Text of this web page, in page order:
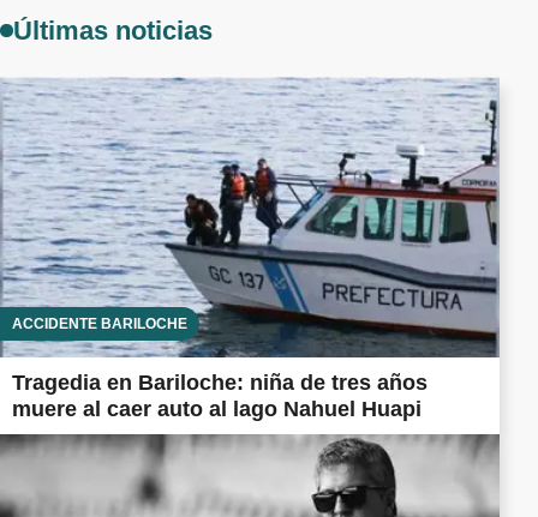
Últimas noticias
ACCIDENTE BARILOCHE
Tragedia en Bariloche: niña de tres años
muere al caer auto al lago Nahuel Huapi